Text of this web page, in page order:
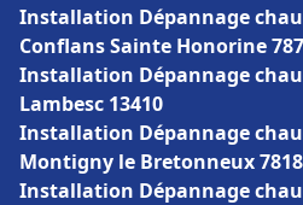
Installation Dépannage
Conflans Sainte Honorine
Installation Dépannage
Lambesc 13410
Installation Dépannage
Montigny le Bretonneux
Installation Dépannage